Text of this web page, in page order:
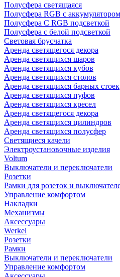
Полусфера светящаяся
Полусфера RGB с аккумулятором
Полусфера С RGB подсветкой
Полусфера с белой подсветкой
Световая брусчатка
Аренда светящегося декора
Аренда светящихся шаров
Аренда светящихся кубов
Аренда светящихся столов
Аренда светящихся барных стоек
Аренда светящихся пуфов
Аренда светящихся кресел
Аренда светящегося декора
Аренда светящихся цилиндров
Аренда светящихся полусфер
Светящиеся качели
Электроустановочные изделия
Voltum
Выключатели и переключатели
Розетки
Рамки для розеток и
Управление комфортом
Накладки
Механизмы
Аксессуары
Werkel
Розетки
Рамки
Выключатели и переключатели
Управление комфортом